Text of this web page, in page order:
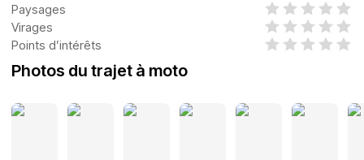
Paysages
Virages
Points d’intérêts
Photos du trajet à moto